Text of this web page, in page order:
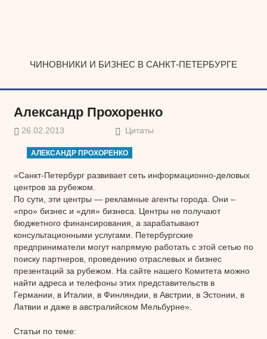
ЧИНОВНИКИ И БИЗНЕС В САНКТ-ПЕТЕРБУРГЕ
Александр Прохоренко
26.02.2013 Цитаты
АЛЕКСАНДР ПРОХОРЕНКО
«Санкт-Петербург развивает сеть информационно-деловых
центров за рубежом.
По сути, эти центры — рекламные агенты города. Они –
«про» бизнес и «для» бизнеса. Центры не получают
бюджетного финансирования, а зарабатывают
консультационными услугами. Петербургские
предприниматели могут напрямую работать с этой сетью по
поиску партнеров, проведению отраслевых и бизнес
презентаций за рубежом. На сайте нашего Комитета можно
найти адреса и телефоны этих представительств в
Германии, в Италии, в Финляндии, в Австрии, в Эстонии, в
Латвии и даже в австралийском Мельбурне».
Статьи по теме: